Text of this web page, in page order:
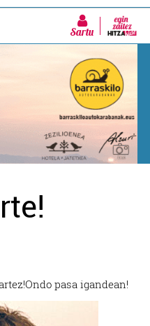
Sartu
Ondo pasa igandean!